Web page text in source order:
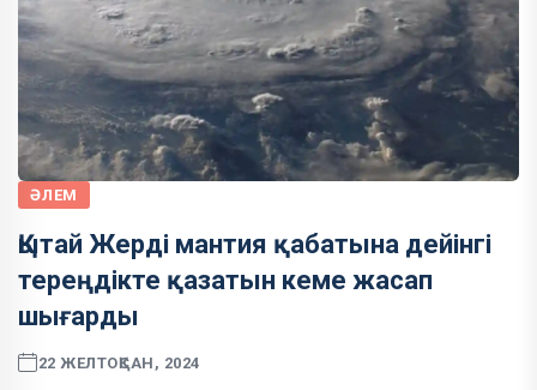
ӘЛЕМ
Қытай Жерді мантия қабатына дейінгі
тереңдікте қазатын кеме жасап
шығарды
22 ЖЕЛТОҚСАН, 2024